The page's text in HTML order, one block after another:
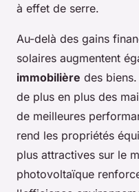
à effet de serre.
Au-delà des gains
solaires augmentent
immobilière des
de plus en plus des
de meilleures
rend les propriétés
plus attractives sur le
photovoltaïque